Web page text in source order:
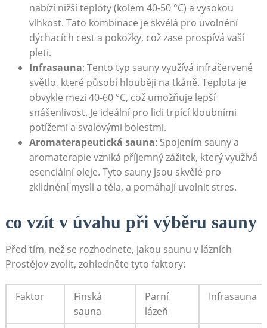
nabízí nižší teploty (kolem 40-50 °C) a vysokou
vlhkost. Tato kombinace je skvělá pro uvolnění
dýchacích cest a pokožky, což zase prospívá vaší
pleti.
Infrasauna: Tento typ sauny využívá infračervené
světlo, které působí hlouběji na tkáně. Teplota je
obvykle mezi 40-60 °C, což umožňuje lepší
snášenlivost. Je ideální pro lidi trpící kloubními
potížemi a svalovými bolestmi.
Aromaterapeutická sauna: Spojením sauny a
aromaterapie vzniká příjemný zážitek, který využívá
esenciální oleje. Tyto sauny jsou skvělé pro
zklidnění mysli a těla, a pomáhají uvolnit stres.
co vzít v úvahu při výběru sauny
Před tím, než se rozhodnete, jakou saunu v lázních
Prostějov zvolit, zohledněte tyto faktory:
Faktor
Finská
sauna
Parní
lázeň
Infrasauna